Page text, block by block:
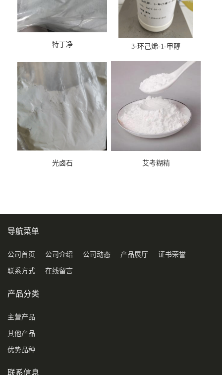
特丁净 3-环己烯-1-甲醇
光卤石 艾考糊精
导航菜单
公司首页 公司介绍 公司动态 产品展厅 证书荣誉
联系方式 在线留言
产品分类
主营产品
其他产品
优势品种
联系信息